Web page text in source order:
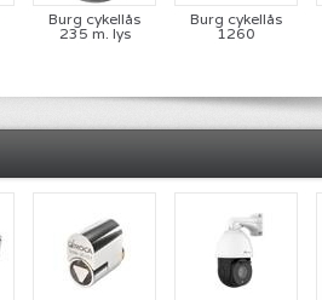
Burg cykellås
235 m. lys
Burg cykellås
1260